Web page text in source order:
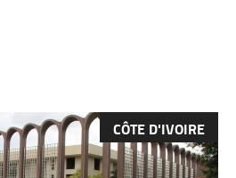
CÔTE D'IVOIRE